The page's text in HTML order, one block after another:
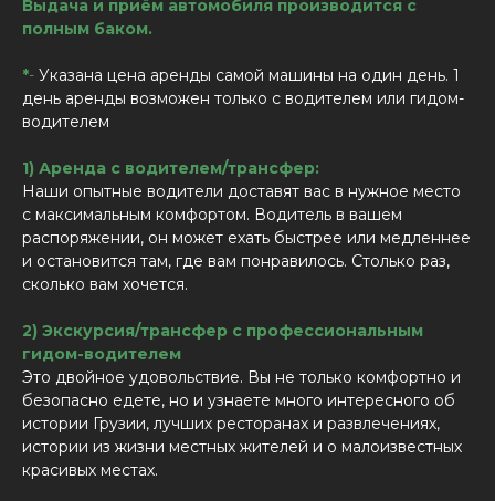
Выдача и приём автомобиля производится с
полным баком.
*- Указана цена аренды самой машины на один день. 1
день аренды возможен только с водителем или гидом-
водителем
1) Аренда с водителем/трансфер:
Наши опытные водители доставят вас в нужное место
с максимальным комфортом. Водитель в вашем
распоряжении, он может ехать быстрее или медленнее
и остановится там, где вам понравилось. Столько раз,
сколько вам хочется.
2) Экскурсия/трансфер с профессиональным
гидом-водителем
Это двойное удовольствие. Вы не только комфортно и
безопасно едете, но и узнаете много интересного об
истории Грузии, лучших ресторанах и развлечениях,
истории из жизни местных жителей и о малоизвестных
красивых местах.